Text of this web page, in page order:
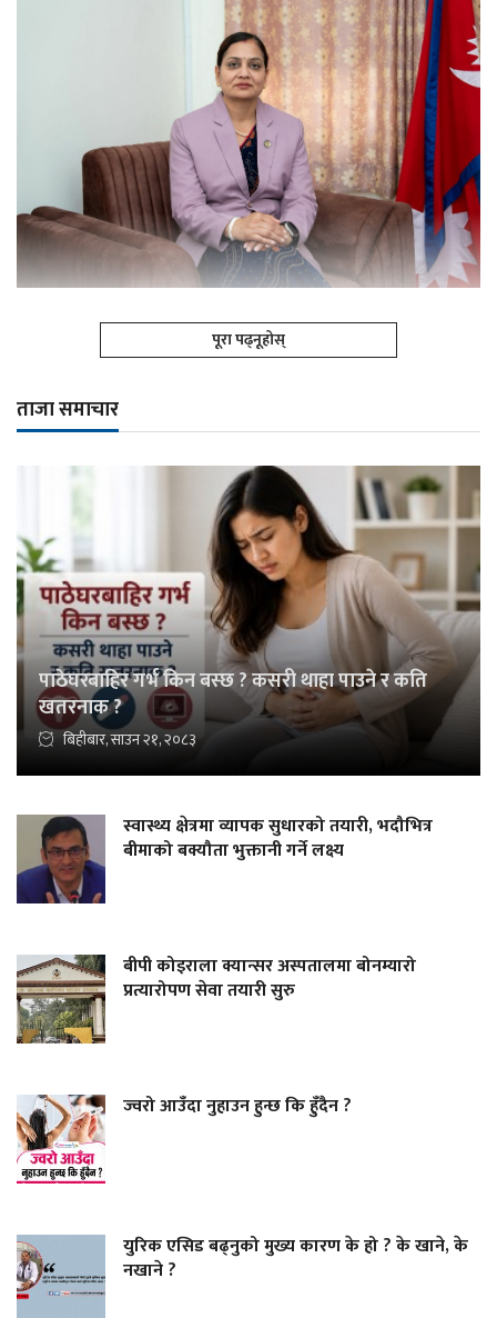
पूरा पढ्नूहोस्
ताजा समाचार
पाठेघरबाहिर गर्भ किन बस्छ ? कसरी थाहा पाउने र कति
खतरनाक ?
बिहीबार, साउन २१, २०८३
स्वास्थ्य क्षेत्रमा व्यापक सुधारको तयारी, भदौभित्र
बीमाको बक्यौता भुक्तानी गर्ने लक्ष्य
बीपी कोइराला क्यान्सर अस्पतालमा बोनम्यारो
प्रत्यारोपण सेवा तयारी सुरु
ज्वरो आउँदा नुहाउन हुन्छ कि हुँदैन ?
युरिक एसिड बढ्नुको मुख्य कारण के हो ? के खाने, के
नखाने ?